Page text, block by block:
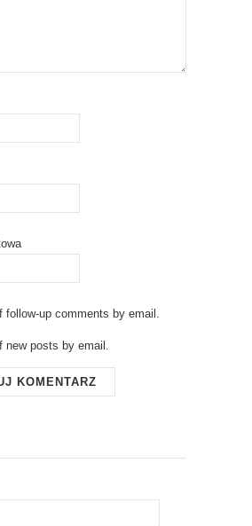
follow-up comments by email.
new posts by email.